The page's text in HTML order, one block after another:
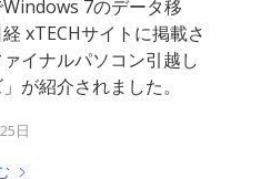
7のデータ移
xTECHサイトに掲載さ
イナルパソコン引越し
が紹介されました。
日